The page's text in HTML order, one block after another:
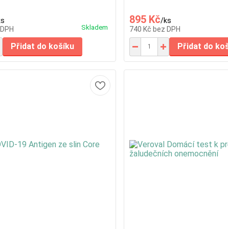
Skladem
Přidat do košíku
895 Kč/ks
740 Kčbez DPH
Přidat do